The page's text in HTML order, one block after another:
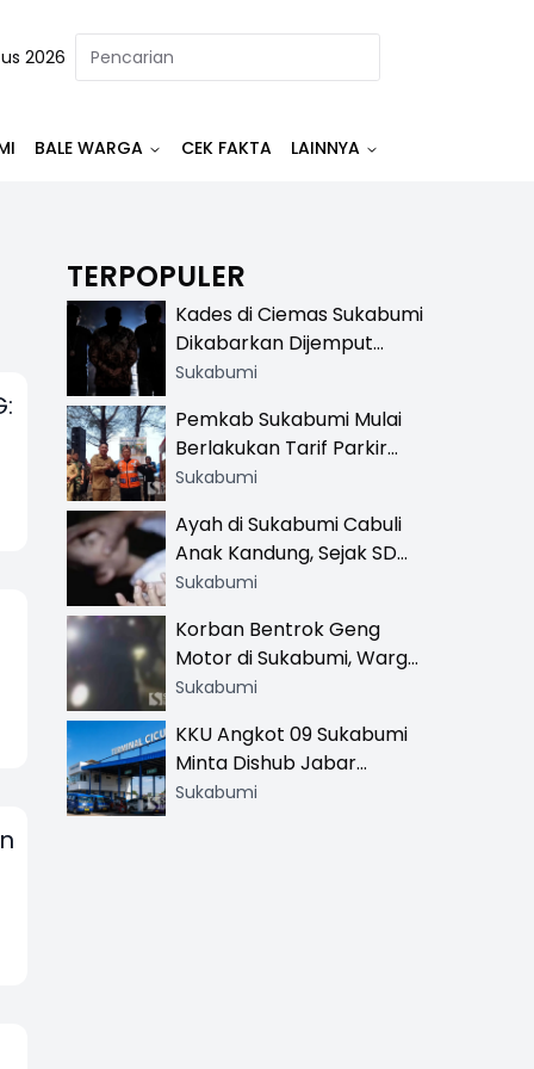
2026
BALE WARGA CEK FAKTA LAINNYA
TERPOPULER
Kades di Ciemas Sukabumi
Dikabarkan Dijemput
Satnarkoba, Polisi
Sukabumi
Pemkab Sukabumi Mulai
Berlakukan Tarif Parkir
Resmi di 13 Lokasi Wisata,
Khusus
Sukabumi
Ayah di Sukabumi Cabuli
Anak Kandung, Sejak SD
Hingga SMA
Sukabumi
Korban Bentrok Geng
Motor di Sukabumi, Warga
dan Sopir Tangki
Sukabumi
KKU Angkot 09 Sukabumi
Minta Dishub Jabar
Tertibkan Trayek Ciawi-
Sukabumi